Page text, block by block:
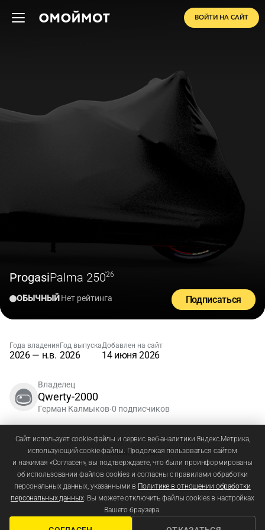
ВОЙТИ НА САЙТ
ProgasiPalma 250'26
ОБЫЧНЫЙНет рейтинга Подписаться
Года владения
2026 — н.в.
Год выпуска
2026
Добавлен на сайт
14 июня 2026
Владелец
Qwerty-2000
Герман Калмыков•0 подписчиков
Зарегистрируйтесьиливойдите, чтобы добавлять
комментарии
Сайт использует cookie-файлы и сервис веб-аналитики Яндекс.Метрика,
использующий cookie-файлы. Продолжая пользоваться сайтом
и нажимая «Согласен», вы подтверждаете, что были проинформированы
об использовании файлов cookies и согласны с правилами обработки
персональных данных, указанными в Политике в отношении обработки
персональных данных. Вы можете отключить файлы cookies в настройках
Вашего браузера.